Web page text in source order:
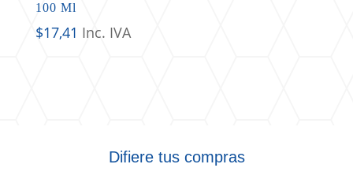
100 Ml
$17,41 Inc. IVA
Difiere tus compras